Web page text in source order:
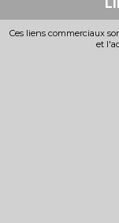
Ces liens commerciaux
et